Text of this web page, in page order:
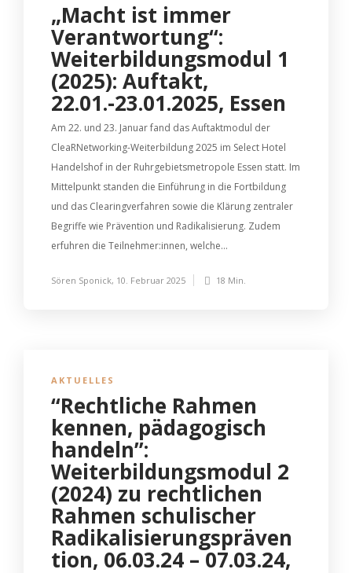
„Macht ist immer
Verantwortung“:
Weiterbildungsmodul 1
(2025): Auftakt,
22.01.-23.01.2025, Essen
Am 22. und 23. Januar fand das Auftaktmodul der
CleaRNetworking-Weiterbildung 2025 im Select Hotel
Handelshof in der Ruhrgebietsmetropole Essen statt. Im
Mittelpunkt standen die Einführung in die Fortbildung
und das Clearingverfahren sowie die Klärung zentraler
Begriffe wie Prävention und Radikalisierung. Zudem
erfuhren die Teilnehmer:innen, welche...
Sören Sponick, 10. Februar 2025 18 Min.
AKTUELLES
“Rechtliche Rahmen
kennen, pädagogisch
handeln”:
Weiterbildungsmodul 2
(2024) zu rechtlichen
Rahmen schulischer
Radikalisierungspräven
tion, 06.03.24 – 07.03.24,